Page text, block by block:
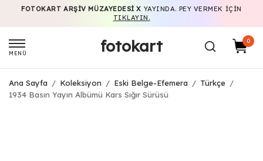
FOTOKART ARŞIV MÜZAYEDESI X YAYINDA. PEY VERMEK IÇIN
TIKLAYIN.
MENÜ fotokart 0
Ana Sayfa / Koleksiyon / Eski Belge-Efemera / Türkçe /
1934 Basın Yayın Albümü Kars Sığır Sürüsü